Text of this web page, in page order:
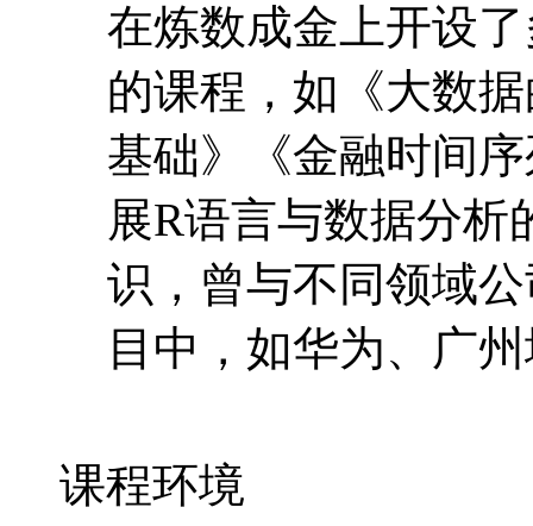
在炼数成金上开设
的课程，如《大数
基础》《金融时间
展R语言与数据分
识，曾与不同领域
目中，如华为、广
课程环境